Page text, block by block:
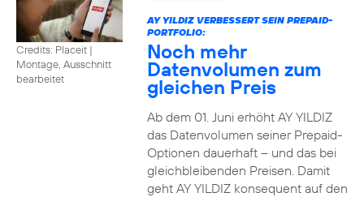
Credits: Placeit |
Montage, Ausschnitt
bearbeitet
AY YILDIZ VERBESSERT SEIN PREPAID-
PORTFOLIO:
Noch mehr
Datenvolumen zum
gleichen Preis
Ab dem 01. Juni erhöht AY YILDIZ
das Datenvolumen seiner Prepaid-
Optionen dauerhaft – und das bei
gleichbleibenden Preisen. Damit
geht AY YILDIZ konsequent auf den